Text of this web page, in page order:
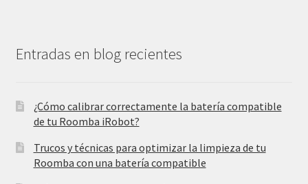
Entradas en blog recientes
¿Cómo calibrar correctamente la batería compatible
de tu Roomba iRobot?
Trucos y técnicas para optimizar la limpieza de tu
Roomba con una batería compatible